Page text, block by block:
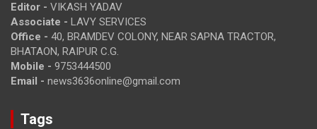
Editor - VIKASH YADAV
Associate - LAVY SERVICES
Office - 40, BRAMDEV COLONY, NEAR SAPNA TRACTOR,
BHATAON, RAIPUR C.G.
Mobile - 9753444500
Email - news3636online@gmail.com
Tags